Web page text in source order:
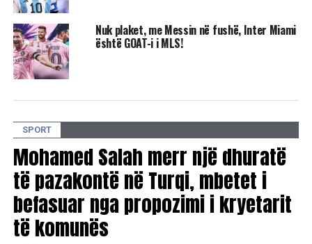
RELATED TOPICS: GONZALO HIGUAIN
UP NEXT
Vedat Muriqi rezulton pozitiv me COVID-19
Vajzat e Kombëtares ndeshen sot me Estoninë
Nuk plaket, me Messin në fushë, Inter Miami
është GOAT-i i MLS!
SPORT
Mohamed Salah merr një dhuratë
të pazakontë në Turqi, mbetet i
befasuar nga propozimi i kryetarit
të komunës